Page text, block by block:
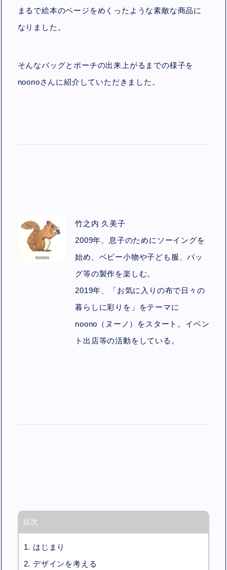
まるで絵本のページをめくったような素敵な商品に
なりました。
そんなバッグとポーチの出来上がるまでの様子を
noonoさんに紹介していただきました。
竹之内 久美子
2009年、息子のためにソーイングを
始め、ベビー小物や子ども服、バッ
グ等の製作を楽しむ。
2019年、「お気に入りの布で日々の
暮らしに彩りを」をテーマに
noono（ヌーノ）をスタート。イベン
ト出店等の活動をしている。
目次
1. はじまり
2. デザインを考える